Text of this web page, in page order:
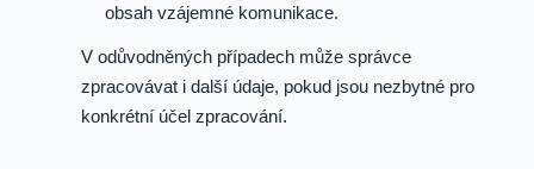
obsah vzájemné komunikace.
V odůvodněných případech může správce
zpracovávat i další údaje, pokud jsou nezbytné pro
konkrétní účel zpracování.